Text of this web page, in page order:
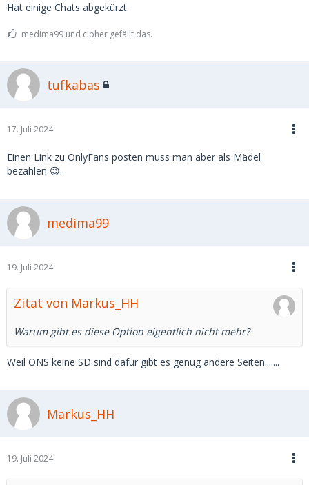
Hat einige Chats abgekürzt.
medima99 und cipher gefällt das.
tufkabas
17. Juli 2024
Einen Link zu OnlyFans posten muss man aber als Mädel
bezahlen 😉.
medima99
19. Juli 2024
Zitat von Markus_HH
Warum gibt es diese Option eigentlich nicht mehr?
Weil ONS keine SD sind dafür gibt es genug andere Seiten.......
Markus_HH
19. Juli 2024